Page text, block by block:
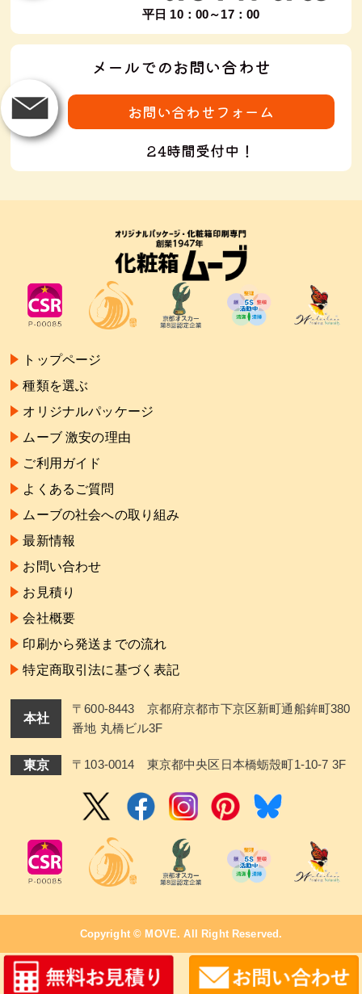
平日 10：00～17：00
メールでのお問い合わせ
お問い合わせフォーム
24時間受付中！
トップページ
種類を選ぶ
オリジナルパッケージ
ムーブ 激安の理由
ご利用ガイド
よくあるご質問
ムーブの社会への取り組み
最新情報
お問い合わせ
お見積り
会社概要
印刷から発送までの流れ
特定商取引法に基づく表記
本社
〒600-8443 京都府京都市下京区新町通船鉾町380
番地 丸橋ビル3F
東京 〒103-0014 東京都中央区日本橋蛎殼町1-10-7 3F
Copyright © MOVE. All Right Reserved.